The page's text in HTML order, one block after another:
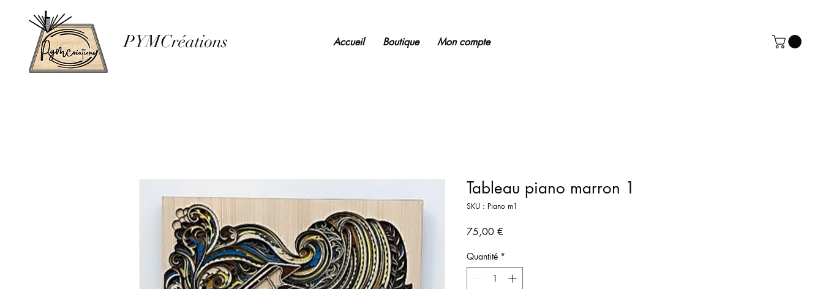
PYMCréations Accueil Boutique Mon compte
Tableau piano marron 1
SKU : Piano m1
75,00 €
Quantité *